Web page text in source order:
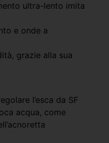
ultra-lento imita
e onde a
grazie alla sua
l’esca da SF
acqua, come